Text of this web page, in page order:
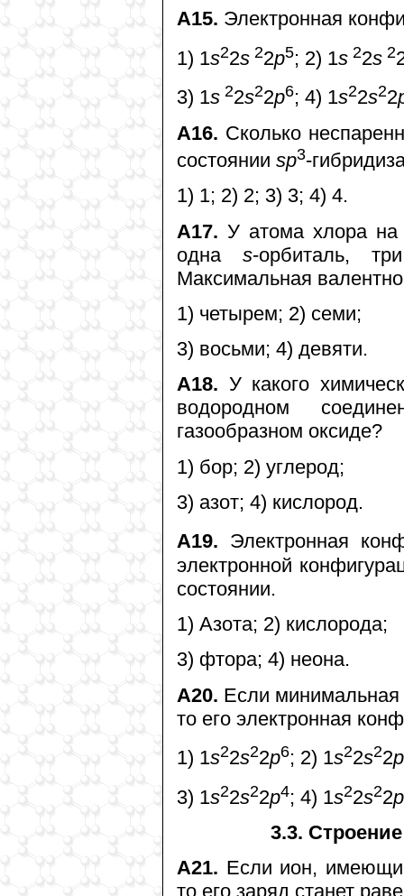
А15. Электронная
1) 1s22s 22p5; 2) 1s 22s 2
3) 1s 22s22p6; 4) 1s22s22
А16. Сколько
состоянии sp3-
1) 1; 2) 2; 3) 3; 4) 4.
А17. У атома хлора на
одна s-орбиталь,
Максимальная
1) четырем; 2) семи;
3) восьми; 4) девяти.
А18. У какого
водородном
газообразном оксиде?
1) бор; 2) углерод;
3) азот; 4) кислород.
А19. Электронная
электронной
состоянии.
1) Азота; 2) кислорода;
3) фтора; 4) неона.
А20. Если минимальная
то его электронная
1) 1s22s22p6; 2) 1s22s22p
3) 1s22s22p4; 4) 1s22s22p
3.3.
А21. Если ион,
то его заряд станет